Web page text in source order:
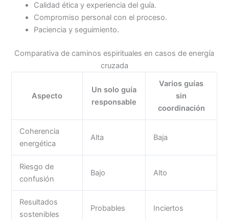
Calidad ética y experiencia del guía.
Compromiso personal con el proceso.
Paciencia y seguimiento.
Comparativa de caminos espirituales en casos de energía
cruzada
Aspecto
Un solo guía
responsable
Varios guías
sin
coordinación
Coherencia
energética
Alta Baja
Riesgo de
confusión
Bajo Alto
Resultados
sostenibles
Probables Inciertos